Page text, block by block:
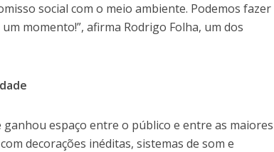
social com o meio ambiente. Podemos fazer
momento!”, afirma Rodrigo Folha, um dos
espaço entre o público e entre as maiores
decorações inéditas, sistemas de som e